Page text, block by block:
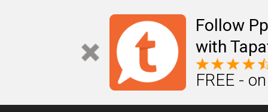
Follow
with
FREE -